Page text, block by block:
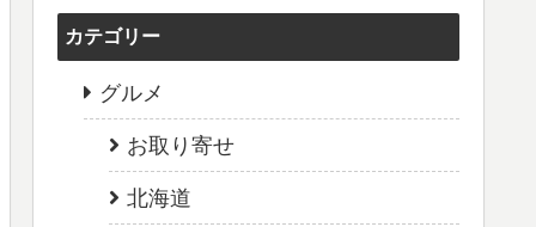
カテゴリー
グルメ
お取り寄せ
北海道